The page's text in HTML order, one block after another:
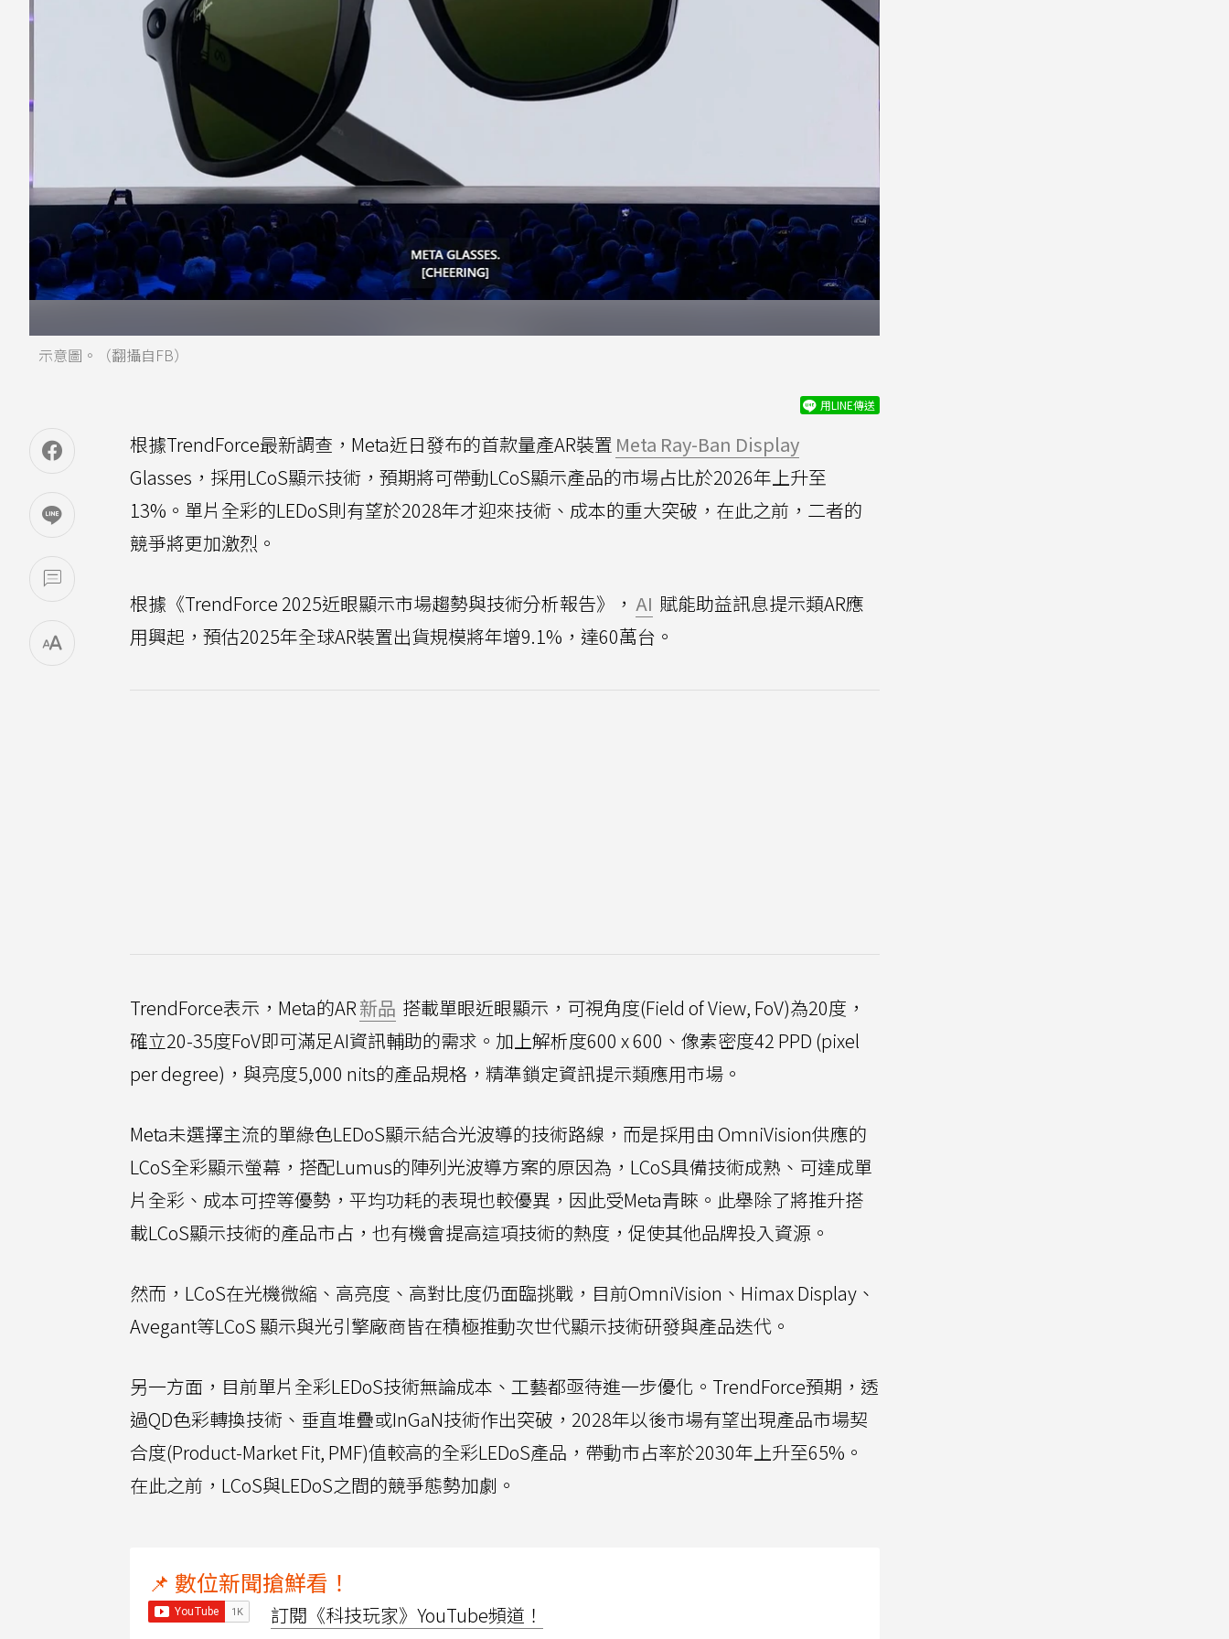
示意圖。（翻攝自FB）
用LINE傳送
根據TrendForce最新調查，Meta近日發布的首款量產AR裝置 Meta Ray-Ban Display
Glasses，採用LCoS顯示技術，預期將可帶動LCoS顯示產品的市場占比於2026年上升至
13%。單片全彩的LEDoS則有望於2028年才迎來技術、成本的重大突破，在此之前，二者的
競爭將更加激烈。
根據《TrendForce 2025近眼顯示市場趨勢與技術分析報告》， AI 賦能助益訊息提示類AR應
用興起，預估2025年全球AR裝置出貨規模將年增9.1%，達60萬台。
TrendForce表示，Meta的AR新品 搭載單眼近眼顯示，可視角度(Field of View, FoV)為20度，
確立20-35度FoV即可滿足AI資訊輔助的需求。加上解析度600 x 600、像素密度42 PPD (pixel
per degree)，與亮度5,000 nits的產品規格，精準鎖定資訊提示類應用市場。
Meta未選擇主流的單綠色LEDoS顯示結合光波導的技術路線，而是採用由 OmniVision供應的
LCoS全彩顯示螢幕，搭配Lumus的陣列光波導方案的原因為，LCoS具備技術成熟、可達成單
片全彩、成本可控等優勢，平均功耗的表現也較優異，因此受Meta青睞。此舉除了將推升搭
載LCoS顯示技術的產品市占，也有機會提高這項技術的熱度，促使其他品牌投入資源。
然而，LCoS在光機微縮、高亮度、高對比度仍面臨挑戰，目前OmniVision、Himax Display、
Avegant等LCoS 顯示與光引擎廠商皆在積極推動次世代顯示技術研發與產品迭代。
另一方面，目前單片全彩LEDoS技術無論成本、工藝都亟待進一步優化。TrendForce預期，透
過QD色彩轉換技術、垂直堆疊或InGaN技術作出突破，2028年以後市場有望出現產品市場契
合度(Product-Market Fit, PMF)值較高的全彩LEDoS產品，帶動市占率於2030年上升至65%。
在此之前，LCoS與LEDoS之間的競爭態勢加劇。
📌 數位新聞搶鮮看！
訂閱《科技玩家》YouTube頻道！